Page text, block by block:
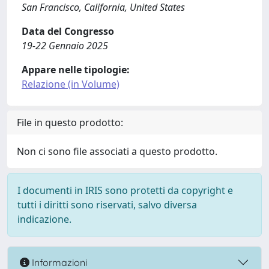
San Francisco, California, United States
Data del Congresso
19-22 Gennaio 2025
Appare nelle tipologie:
Relazione (in Volume)
File in questo prodotto:
Non ci sono file associati a questo prodotto.
I documenti in IRIS sono protetti da copyright e
tutti i diritti sono riservati, salvo diversa
indicazione.
Informazioni